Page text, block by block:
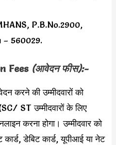
P.B.No.2900,
– 560029.
Fees (आवेदन फीस):-
करने की उम्मीदवारों को
ST उम्मीदवारों के लिए
करना होगा। उम्मीदवार को
डेबिट कार्ड, यूपीआई या नेट